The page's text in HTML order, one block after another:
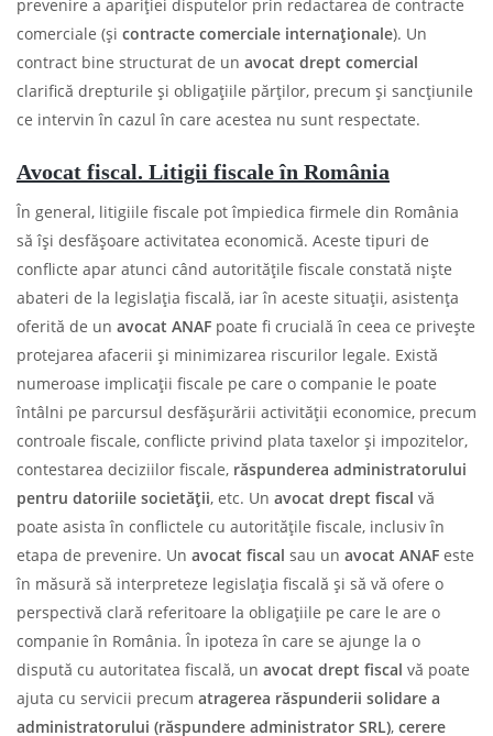
prevenire a apariției disputelor prin redactarea de contracte
comerciale (și contracte comerciale internaționale). Un
contract bine structurat de un avocat drept comercial
clarifică drepturile și obligațiile părților, precum și sancțiunile
ce intervin în cazul în care acestea nu sunt respectate.
Avocat fiscal. Litigii fiscale în România
În general, litigiile fiscale pot împiedica firmele din România
să își desfășoare activitatea economică. Aceste tipuri de
conflicte apar atunci când autoritățile fiscale constată niște
abateri de la legislația fiscală, iar în aceste situații, asistența
oferită de un avocat ANAF poate fi crucială în ceea ce privește
protejarea afacerii și minimizarea riscurilor legale. Există
numeroase implicații fiscale pe care o companie le poate
întâlni pe parcursul desfășurării activității economice, precum
controale fiscale, conflicte privind plata taxelor și impozitelor,
contestarea deciziilor fiscale, răspunderea administratorului
pentru datoriile societății, etc. Un avocat drept fiscal vă
poate asista în conflictele cu autoritățile fiscale, inclusiv în
etapa de prevenire. Un avocat fiscal sau un avocat ANAF este
în măsură să interpreteze legislația fiscală și să vă ofere o
perspectivă clară referitoare la obligațiile pe care le are o
companie în România. În ipoteza în care se ajunge la o
dispută cu autoritatea fiscală, un avocat drept fiscal vă poate
ajuta cu servicii precum atragerea răspunderii solidare a
administratorului (răspundere administrator SRL), cerere